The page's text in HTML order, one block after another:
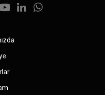
YouTubeLinkedInWhatsApp